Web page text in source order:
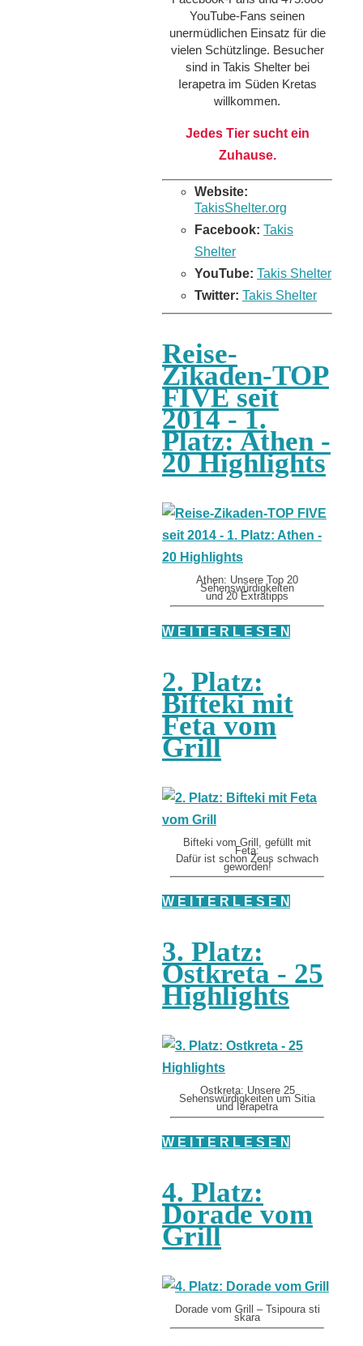
YouTube-Fans seinen
unermüdlichen Einsatz für die
vielen Schützlinge. Besucher
sind in Takis Shelter bei
Ierapetra im Süden Kretas
willkommen.
Jedes Tier sucht ein
Zuhause.
Website:
TakisShelter.org
Facebook: Takis
Shelter
YouTube: Takis Shelter
Twitter: Takis Shelter
Reise-
Zikaden-TOP
FIVE seit
2014 - 1.
Platz: Athen -
20 Highlights
Athen: Unsere Top 20
Sehenswürdigkeiten
und 20 Extratipps
W E I T E R L E S E N
2. Platz:
Bifteki mit
Feta vom
Grill
Bifteki vom Grill, gefüllt mit
Feta:
Dafür ist schon Zeus schwach
geworden!
W E I T E R L E S E N
3. Platz:
Ostkreta - 25
Highlights
Ostkreta: Unsere 25
Sehenswürdigkeiten um Sitia
und Ierapetra
W E I T E R L E S E N
4. Platz:
Dorade vom
Grill
Dorade vom Grill – Tsipoura sti
skara